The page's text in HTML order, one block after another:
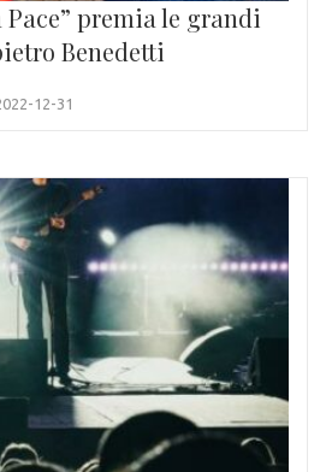
premia le grandi
Benedetti
12-31